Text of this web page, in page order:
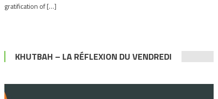
gratification of […]
KHUTBAH – LA RÉFLEXION DU VENDREDI